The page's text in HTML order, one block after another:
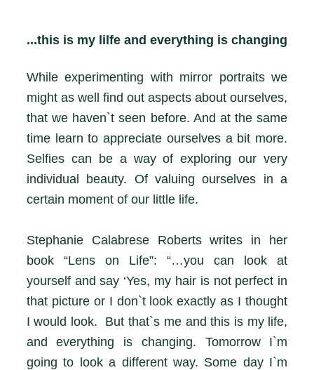
...this is my lilfe and everything is changing
While experimenting with mirror portraits we
might as well find out aspects about ourselves,
that we haven`t seen before. And at the same
time learn to appreciate ourselves a bit more.
Selfies can be a way of exploring our very
individual beauty. Of valuing ourselves in a
certain moment of our little life.
Stephanie Calabrese Roberts writes in her
book “Lens on Life”: “…you can look at
yourself and say ‘Yes, my hair is not perfect in
that picture or I don`t look exactly as I thought
I would look. But that`s me and this is my life,
and everything is changing. Tomorrow I`m
going to look a different way. Some day I`m